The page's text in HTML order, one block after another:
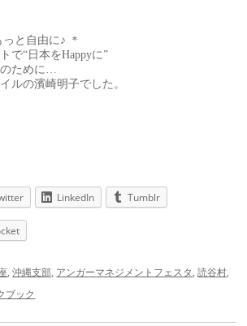
と自由に♪ ＊
で“日本をHappyに”
のために…
ルの濱崎明子でした。
LinkedIn Tumblr
,沖縄支部, アンガーマネジメントフェスタ,読谷村,
ブック